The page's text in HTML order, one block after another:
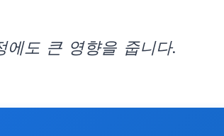
에도 큰 영향을 줍니다.